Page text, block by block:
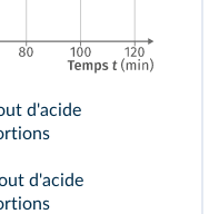
d'acide
d'acide